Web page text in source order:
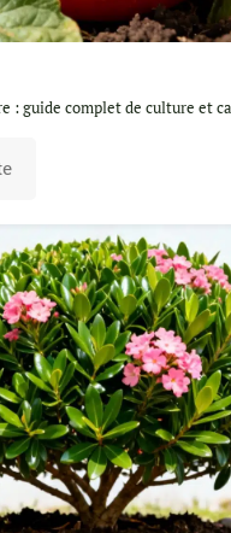
: guide complet de culture et